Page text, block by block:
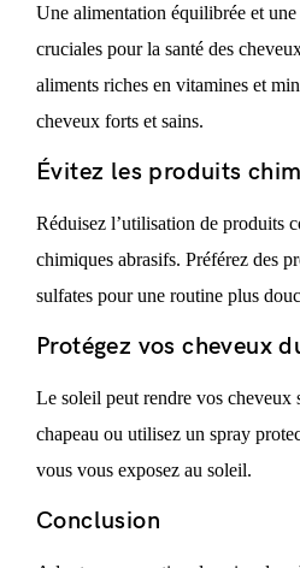
Une alimentation équilibrée et
cruciales pour la santé des
aliments riches en vitamines et
cheveux forts et sains.
Évitez les produits
Réduisez l’utilisation de produits
chimiques abrasifs. Préférez des
sulfates pour une routine plus
Protégez vos cheveux
Le soleil peut rendre vos cheveux
chapeau ou utilisez un spray
vous vous exposez au soleil.
Conclusion